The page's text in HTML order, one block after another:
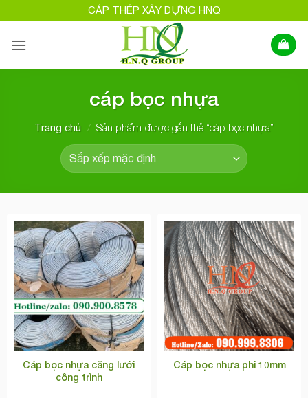
qua
nội
CÁP THÉP XÂY DỰNG HNQ
cáp bọc nhựa
Trang chủ / Sản phẩm được gắn thẻ “cáp bọc nhựa”
Cáp bọc nhựa căng lưới
công trình
Cáp bọc nhựa phi 10mm